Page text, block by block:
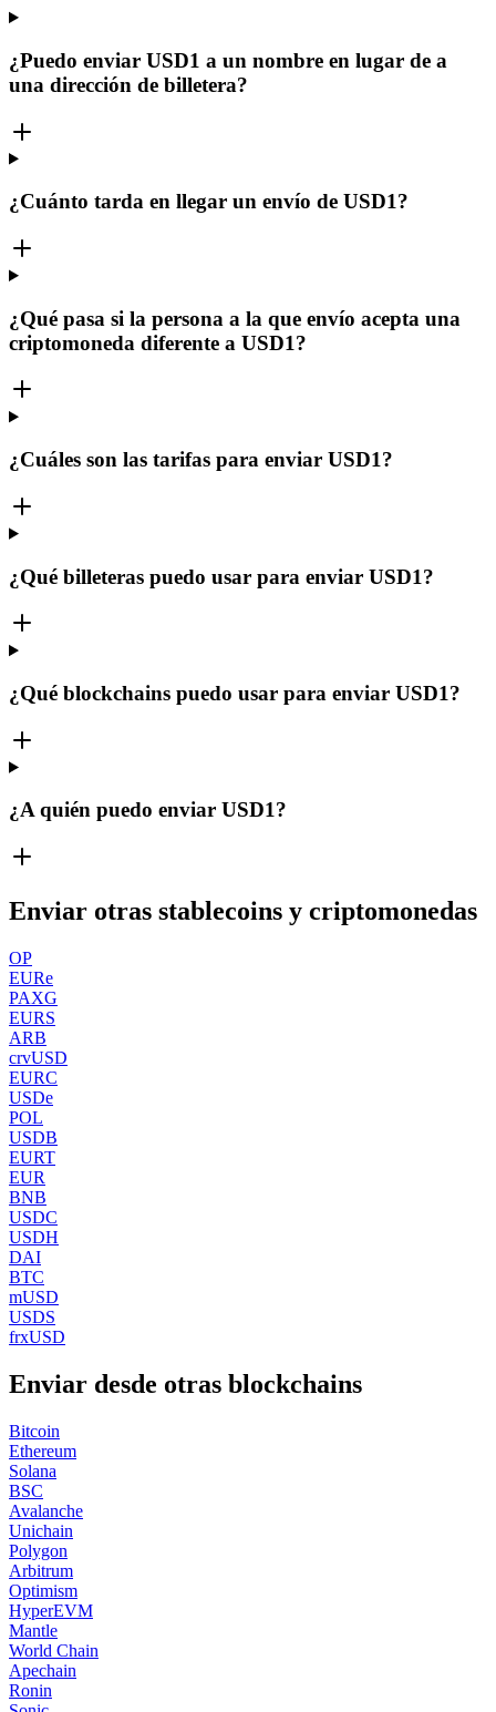
¿Puedo enviar USD1 a un nombre en lugar de a
una dirección de billetera?
¿Cuánto tarda en llegar un envío de USD1?
¿Qué pasa si la persona a la que envío acepta una
criptomoneda diferente a USD1?
¿Cuáles son las tarifas para enviar USD1?
¿Qué billeteras puedo usar para enviar USD1?
¿Qué blockchains puedo usar para enviar USD1?
¿A quién puedo enviar USD1?
Enviar otras stablecoins y criptomonedas
OP
EURe
PAXG
EURS
ARB
crvUSD
EURC
USDe
POL
USDB
EURT
EUR
BNB
USDC
USDH
DAI
BTC
mUSD
USDS
frxUSD
Enviar desde otras blockchains
Bitcoin
Ethereum
Solana
BSC
Avalanche
Unichain
Polygon
Arbitrum
Optimism
HyperEVM
Mantle
World Chain
Apechain
Ronin